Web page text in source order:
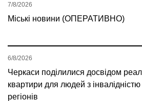
Міські новини (ОПЕРАТИВНО)
7/8/2026
Черкаси поділилися досвідом
квартири для людей з
регіонів
6/8/2026